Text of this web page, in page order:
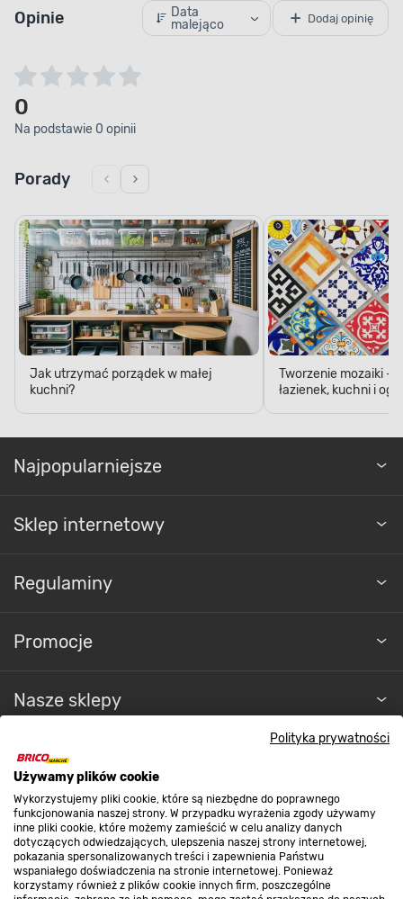
Polityka prywatności
Używamy plików cookie
Wykorzystujemy pliki cookie, które są niezbędne do poprawnego
funkcjonowania naszej strony. W przypadku wyrażenia zgody używamy
inne pliki cookie, które możemy zamieścić w celu analizy danych
dotyczących odwiedzających, ulepszenia naszej strony internetowej,
pokazania spersonalizowanych treści i zapewnienia Państwu
wspaniałego doświadczenia na stronie internetowej. Ponieważ
korzystamy również z plików cookie innych firm, poszczególne
Opinie
Data
malejąco
Dodaj opinię
0
Na podstawie 0 opinii
Porady
Jak utrzymać porządek w małej
kuchni?
Tworzenie mozaiki -
łazienek, kuchni i
Najpopularniejsze
Sklep internetowy
Regulaminy
Promocje
Nasze sklepy
O nas
Kontakt do sklepu
Strefa biznesu